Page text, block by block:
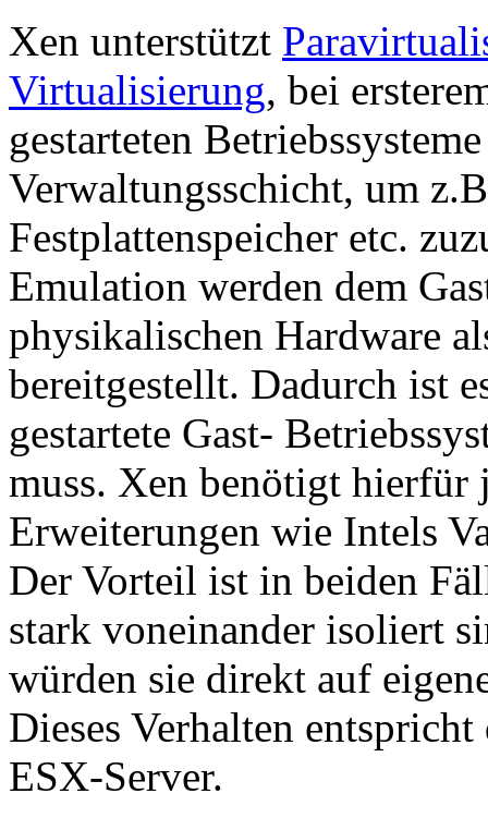
Xen unterstützt
Virtualisierung, bei
gestarteten
Verwaltungsschicht, um
Festplattenspeicher etc.
Emulation werden dem
physikalischen Hardware
bereitgestellt. Dadurch ist
gestartete Gast-
muss. Xen benötigt hierfür
Erweiterungen wie Intels
Der Vorteil ist in beiden
stark voneinander isoliert
würden sie direkt auf
Dieses Verhalten
ESX-Server.